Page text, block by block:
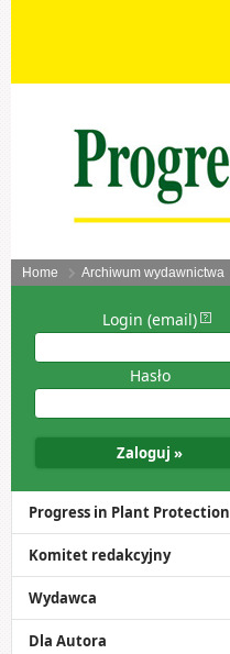
Home Archiwum wydawnictwa
Login (email)
Hasło
Progress in Plant Protection
Komitet redakcyjny
Wydawca
Dla Autora